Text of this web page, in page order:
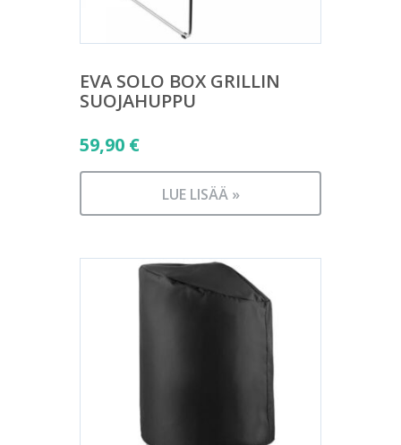
EVA SOLO BOX GRILLIN
SUOJAHUPPU
59,90 €
LUE LISÄÄ »